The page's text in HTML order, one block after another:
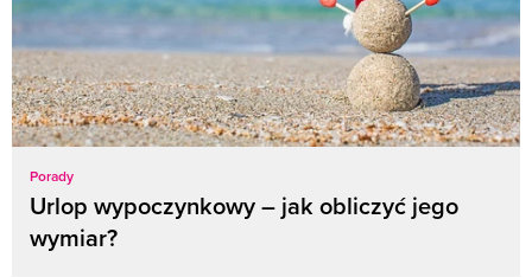
Porady
Urlop wypoczynkowy – jak obliczyć jego
wymiar?